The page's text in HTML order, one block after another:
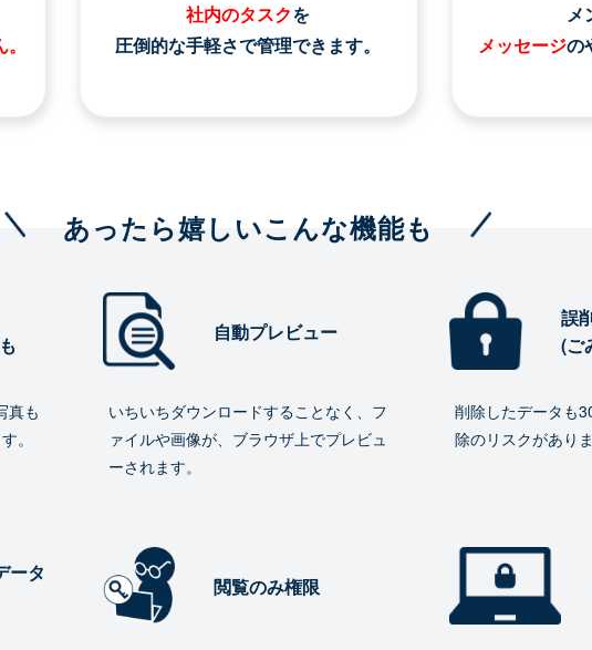
社内のタスクを
圧倒的な手軽さで管理できます。
メ
メッセージの
あったら嬉しいこんな機能も
真も
。
自動プレビュー
いちいちダウンロードすることなく、フ
ァイルや画像が、ブラウザ上でプレビュ
ーされます。
誤
(ご
削除したデータも
除のリスクがありま
ータ
閲覧のみ権限